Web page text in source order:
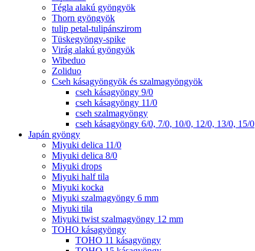
Tégla alakú gyöngyök
Thorn gyöngyök
tulip petal-tulipánszirom
Tüskegyöngy-spike
Virág alakú gyöngyök
Wibeduo
Zoliduo
Cseh kásagyöngyök és szalmagyöngyök
cseh kásagyöngy 9/0
cseh kásagyöngy 11/0
cseh szalmagyöngy
cseh kásagyöngy 6/0, 7/0, 10/0, 12/0, 13/0, 15/0
Japán gyöngy
Miyuki delica 11/0
Miyuki delica 8/0
Miyuki drops
Miyuki half tila
Miyuki kocka
Miyuki szalmagyöngy 6 mm
Miyuki tila
Miyuki twist szalmagyöngy 12 mm
TOHO kásagyöngy
TOHO 11 kásagyöngy